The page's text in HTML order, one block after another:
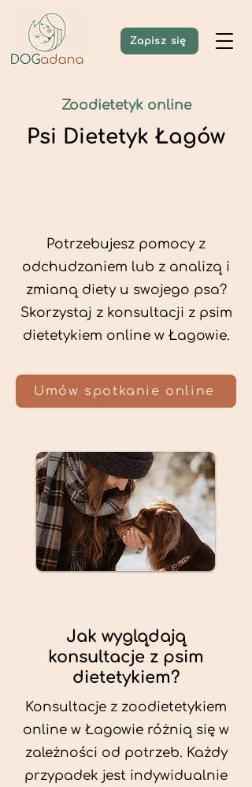
Zapisz się
Zoodietetyk online
Psi Dietetyk Łagów
Potrzebujesz pomocy z
odchudzaniem lub z analizą i
zmianą diety u swojego psa?
Skorzystaj z konsultacji z psim
dietetykiem online w Łagowie.
Umów spotkanie online
Jak wyglądają
konsultacje z psim
dietetykiem?
Konsultacje z zoodietetykiem
online w Łagowie różnią się w
zależności od potrzeb. Każdy
przypadek jest indywidualnie